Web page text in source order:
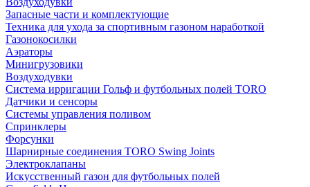
Запасные части и комплектующие
Техника для ухода за спортивным газоном наработкой
Газонокосилки
Аэраторы
Минигрузовики
Воздуходувки
Система ирригации Гольф и футбольных полей TORO
Датчики и сенсоры
Системы управления поливом
Спринклеры
Форсунки
Шарнирные соединения TORO Swing Joints
Электроклапаны
Искусственный газон для футбольных полей